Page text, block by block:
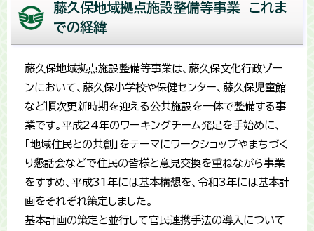
藤久保地域拠点施設整備等事業 これま
での経緯
藤久保地域拠点施設整備等事業は、藤久保文化行政ゾー
ンにおいて、藤久保小学校や保健センター、藤久保児童館
など順次更新時期を迎える公共施設を一体で整備する事
業です。平成24年のワーキングチーム発足を手始めに、
「地域住民との共創」をテーマにワークショップやまちづく
り懇話会などで住民の皆様と意見交換を重ねながら事業
をすすめ、平成31年には基本構想を、令和3年には基本計
画をそれぞれ策定しました。
基本計画の策定と並行して官民連携手法の導入について